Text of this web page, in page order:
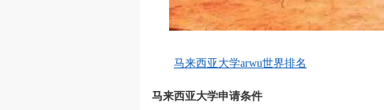
马来西亚大学arwu世界排名
马来西亚大学申请条件